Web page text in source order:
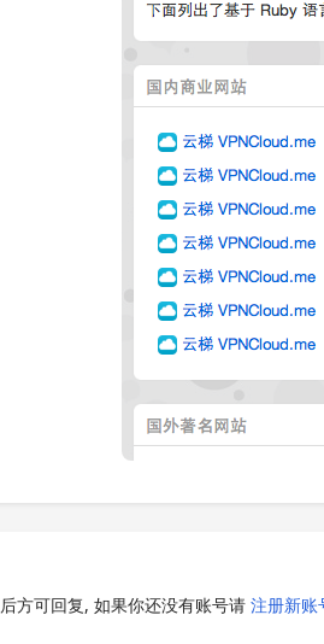
后方可回复, 如果你还没有账号请 注册新账